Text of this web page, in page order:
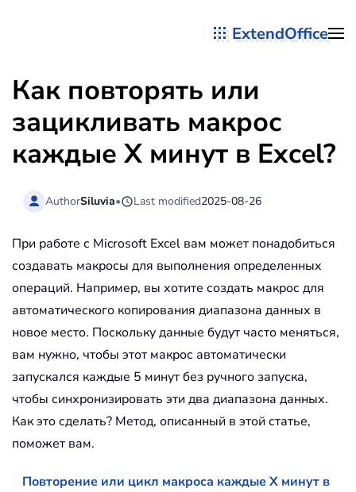
ExtendOffice
Как повторять или
зацикливать макрос
каждые X минут в Excel?
AuthorSiluvia• Last modified2025-08-26
При работе с Microsoft Excel вам может понадобиться
создавать макросы для выполнения определенных
операций. Например, вы хотите создать макрос для
автоматического копирования диапазона данных в
новое место. Поскольку данные будут часто меняться,
вам нужно, чтобы этот макрос автоматически
запускался каждые 5 минут без ручного запуска,
чтобы синхронизировать эти два диапазона данных.
Как это сделать? Метод, описанный в этой статье,
поможет вам.
Повторение или цикл макроса каждые X минут в